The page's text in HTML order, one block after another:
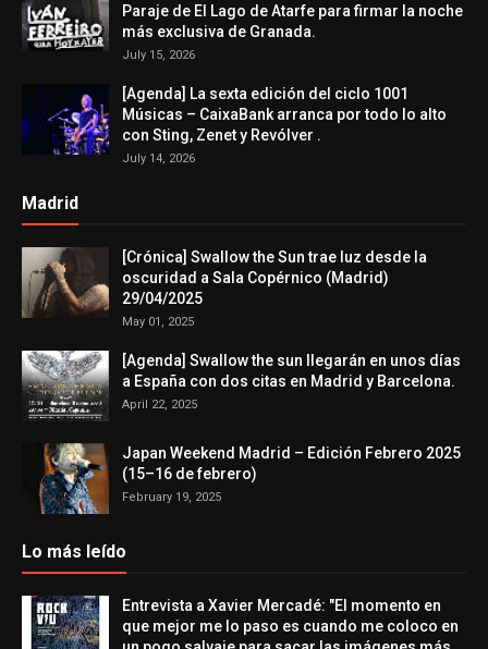
Paraje de El Lago de Atarfe para firmar la noche
más exclusiva de Granada.
July 15, 2026
[Agenda] La sexta edición del ciclo 1001
Músicas – CaixaBank arranca por todo lo alto
con Sting, Zenet y Revólver .
July 14, 2026
Madrid
[Crónica] Swallow the Sun trae luz desde la
oscuridad a Sala Copérnico (Madrid)
29/04/2025
May 01, 2025
[Agenda] Swallow the sun llegarán en unos días
a España con dos citas en Madrid y Barcelona.
April 22, 2025
Japan Weekend Madrid – Edición Febrero 2025
(15–16 de febrero)
February 19, 2025
Lo más leído
Entrevista a Xavier Mercadé: "El momento en
que mejor me lo paso es cuando me coloco en